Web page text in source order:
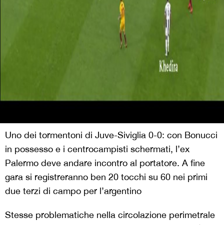
Uno dei tormentoni di Juve-Siviglia 0-0: con Bonucci
in possesso e i centrocampisti schermati, l’ex
Palermo deve andare incontro al portatore. A fine
gara si registreranno ben 20 tocchi su 60 nei primi
due terzi di campo per l’argentino
Stesse problematiche nella circolazione perimetrale